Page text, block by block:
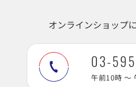
オンラインショップ
03-
午前10時 ～